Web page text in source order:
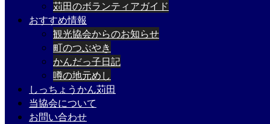
苅田のボランティアガイド
おすすめ情報
観光協会からのお知らせ
町のつぶやき
かんだっ子日記
噂の地元めし
しっちょうかん苅田
当協会について
お問い合わせ